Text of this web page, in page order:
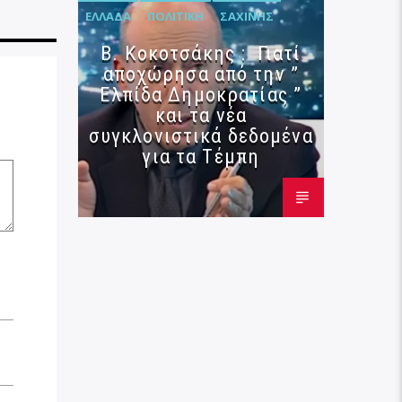
ΕΛΛΆΔΑ ΠΟΛΙΤΙΚΉ ΣΑΧΊΝΗΣ
Β. Κοκοτσάκης : Γιατί
αποχώρησα από την ”
Ελπίδα Δημοκρατίας ”
και τα νέα
συγκλονιστικά δεδομένα
για τα Τέμπη